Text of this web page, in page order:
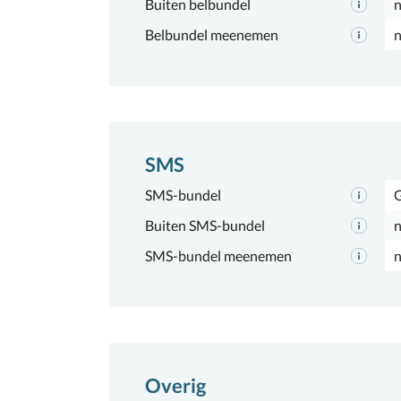
Buiten belbundel
Belbundel meenemen
SMS
SMS-bundel
Buiten SMS-bundel
SMS-bundel meenemen
Overig